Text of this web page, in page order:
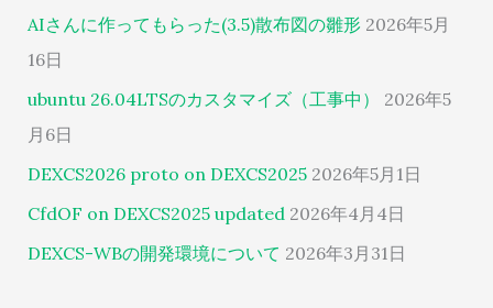
AIさんに作ってもらった(3.5)散布図の雛形 2026年5月
16日
ubuntu 26.04LTSのカスタマイズ（工事中）
2026年5
月6日
DEXCS2026 proto on DEXCS2025 2026年5月1日
CfdOF on DEXCS2025 updated 2026年4月4日
DEXCS-WBの開発環境について 2026年3月31日